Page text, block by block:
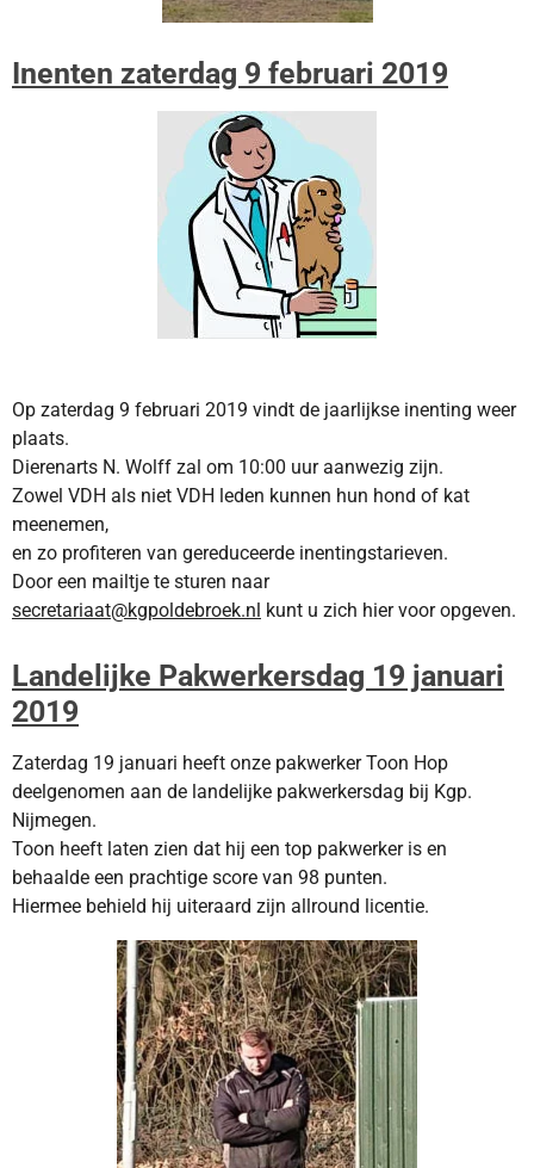
Inenten zaterdag 9 februari 2019
Op zaterdag 9 februari 2019 vindt de jaarlijkse inenting weer
plaats.
Dierenarts N. Wolff zal om 10:00 uuraanwezig zijn.
Zowel VDH als niet VDH leden kunnen hun hond of kat
meenemen,
en zo profiteren van gereduceerde inentingstarieven.
Door een mailtje te sturen naar
secretariaat@kgpoldebroek.nl kunt u zich hier voor opgeven.
Landelijke Pakwerkersdag 19 januari
2019
Zaterdag 19 januari heeft onze pakwerker Toon Hop
deelgenomen aan de landelijke pakwerkersdag bij Kgp.
Nijmegen.
Toon heeft laten zien dat hij een top pakwerker is en
behaalde een prachtige score van 98 punten.
Hiermee behield hij uiteraard zijn allround licentie.